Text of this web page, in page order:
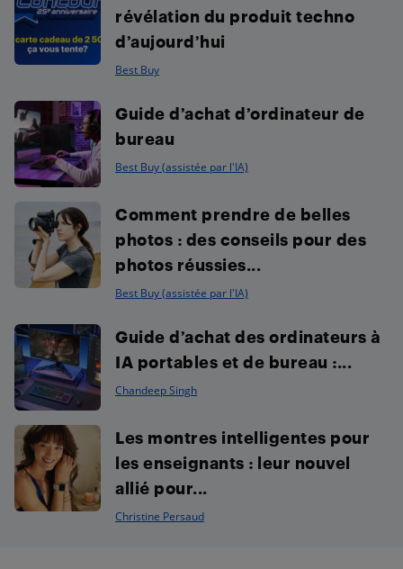
révélation du produit techno
d’aujourd’hui
Best Buy
Guide d’achat d’ordinateur de
bureau
Best Buy (assistée par l'IA)
Comment prendre de belles
photos : des conseils pour des
photos réussies...
Best Buy (assistée par l'IA)
Guide d’achat des ordinateurs à
IA portables et de bureau :...
Chandeep Singh
Les montres intelligentes pour
les enseignants : leur nouvel
allié pour...
Christine Persaud